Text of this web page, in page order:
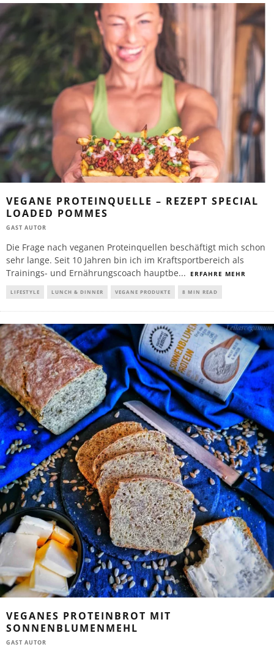
VEGANE PROTEINQUELLE – REZEPT SPECIAL
LOADED POMMES
GAST AUTOR
Die Frage nach veganen Proteinquellen beschäftigt mich schon
sehr lange. Seit 10 Jahren bin ich im Kraftsportbereich als
Trainings- und Ernährungscoach hauptbe... ERFAHRE MEHR
LIFESTYLE LUNCH & DINNER VEGANE PRODUKTE 8 MIN READ
VEGANES PROTEINBROT MIT
SONNENBLUMENMEHL
GAST AUTOR